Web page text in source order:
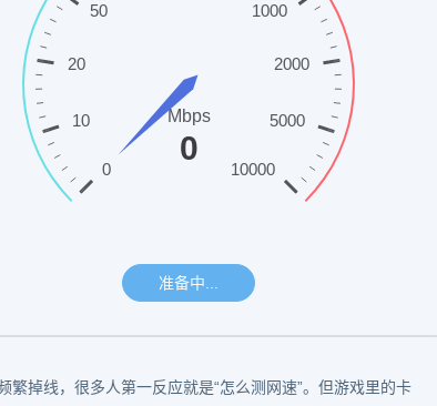
掉线，很多人第一反应就是“怎么测网速”。但游戏里的卡